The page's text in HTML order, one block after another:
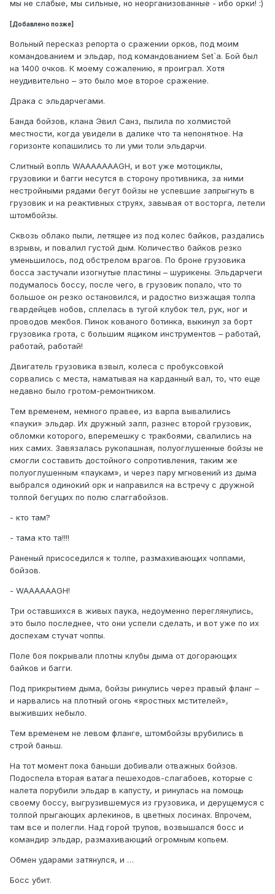
мы не слабые, мы сильные, но неорганизованные - ибо орки! :)
[Добавлено позже]
Вольный пересказ репорта о сражении орков, под моим
командованием и эльдар, под командованием Set`a. Бой был
на 1400 очков. К моему сожалению, я проиграл. Хотя
неудивительно – это было мое второе сражение.
Драка с эльдарчегами.
Банда бойзов, клана Эвил Санз, пылила по холмистой
местности, когда увидели в далике что та непонятное. На
горизонте копашились то ли уми толи эльдарчи.
Слитный вопль WAAAAAAAGH, и вот уже мотоциклы,
грузовики и багги несутся в сторону противника, за ними
нестройными рядами бегут бойзы не успевшие запрыгнуть в
грузовик и на реактивных струях, завывая от восторга, летели
штомбойзы.
Сквозь облако пыли, летящее из под колес байков, раздались
взрывы, и повалил густой дым. Количество байков резко
уменьшилось, под обстрелом врагов. По броне грузовика
босса застучали изогнутые пластины – шурикены. Эльдарчеги
подумалось боссу, после чего, в грузовик попало, что то
большое он резко остановился, и радостно визжащая толпа
гвардейцев нобов, сплелась в тугой клубок тел, рук, ног и
проводов мекбоя. Пинок кованого ботинка, выкинул за борт
грузовика грота, с большим ящиком инструментов – работай,
работай, работай!
Двигатель грузовика взвыл, колеса с пробуксовкой
сорвались с места, наматывая на карданный вал, то, что еще
недавно было гротом-ремонтником.
Тем временем, немного правее, из варпа вывалились
«пауки» эльдар. Их дружный залп, разнес второй грузовик,
обломки которого, вперемешку с тракбоями, свалились на
них самих. Завязалась рукопашная, полуоглушенные бойзы не
смогли составить достойного сопротивления, таким же
полуоглушенным «паукам», и через пару мгновений из дыма
выбрался одинокий орк и направился на встречу с дружной
толпой бегущих по полю слаггабойзов.
- кто там?
- тама кто та!!!!
Раненый присоседился к толпе, размахивающих чоппами,
бойзов.
- WAAAAAAGH!
Три оставшихся в живых паука, недоуменно переглянулись,
это было последнее, что они успели сделать, и вот уже по их
доспехам стучат чоппы.
Поле боя покрывали плотны клубы дыма от догорающих
байков и багги.
Под прикрытием дыма, бойзы ринулись через правый фланг –
и нарвались на плотный огонь «яростных мстителей»,
выживших небыло.
Тем временем не левом фланге, штомбойзы врубились в
строй баньш.
На тот момент пока баньши добивали отважных бойзов.
Подоспела вторая ватага пешеходов-слагабоев, которые с
налета порубили эльдар в капусту, и ринулась на помощь
своему боссу, выгрузившемуся из грузовика, и дерущемуся с
толпой прыгающих арлекинов, в цветных лосинах. Впрочем,
там все и полегли. Над горой трупов, возвышался босс и
командир эльдар, размахивающий огромным копьем.
Обмен ударами затянулся, и …
Босс убит.